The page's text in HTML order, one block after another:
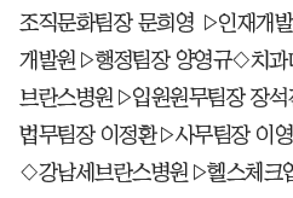
조직문화팀장 문희영 ▷인재개
개발원▷행정팀장 양영규◇치
브란스병원▷입원원무팀장 장
법무팀장 이정환▷사무팀장 이
◇강남세브란스병원▷헬스체크